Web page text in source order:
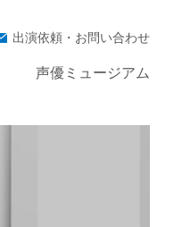
出演依頼・お問い合わせ
声優ミュージアム